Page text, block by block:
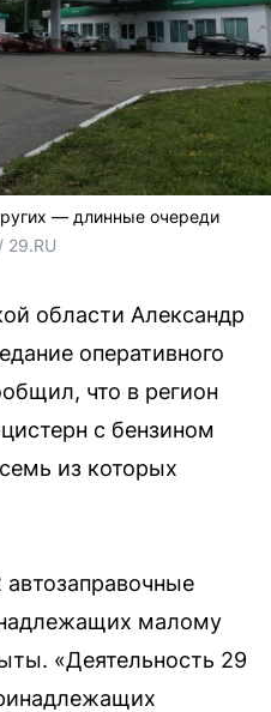
— длинные очереди
области Александр
оперативного
что в регион
с бензином
из которых
малому
«Деятельность 29